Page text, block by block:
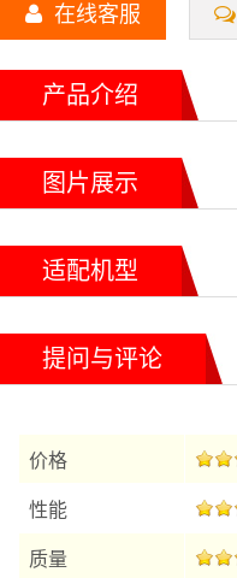
在线客服
产品介绍
图片展示
适配机型
提问与评论
价格
性能
质量